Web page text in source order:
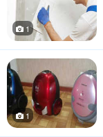
1
1